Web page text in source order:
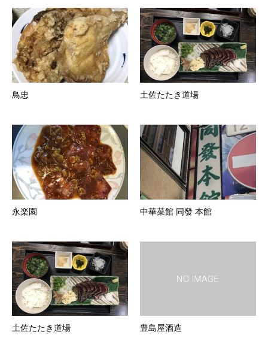
鳥忠 土佐たたき道場
永楽園 中華菜館 同發 本館
土佐たたき道場 豊島屋酒造